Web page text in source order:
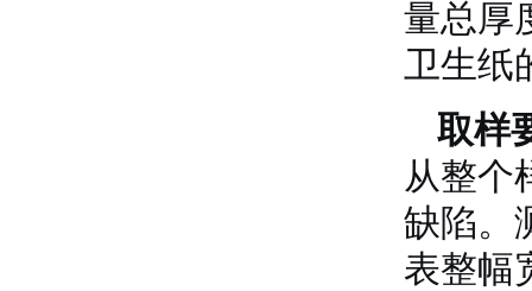
量总厚
卫生纸
取样
从整个
缺陷。
表整幅